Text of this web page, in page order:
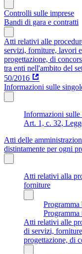
Controlli sulle imprese
Bandi di gara e contratti
Atti relativi alle
servizi, forniture, lavori
progettazione, di
tra enti nell'ambito del
50/2016
Informazioni sulle
Informazioni sulle
Art. 1, c. 32,
Atti delle
distintamente per ogni
Atti relativi alla
forniture
Atti relativi alle
di servizi,
progettazione, di